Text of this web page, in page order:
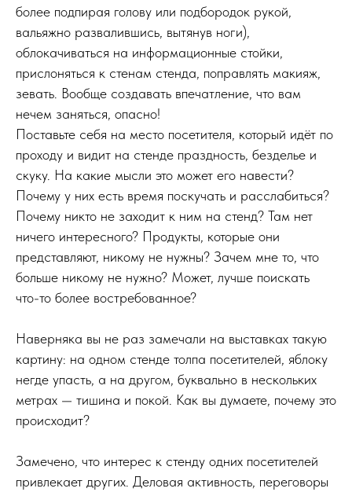
более подпирая голову или подбородок рукой,
вальяжно развалившись, вытянув ноги),
облокачиваться на информационные стойки,
прислоняться к стенам стенда, поправлять макияж,
зевать. Вообще создавать впечатление, что вам
нечем заняться, опасно!
Поставьте себя на место посетителя, который идёт по
проходу и видит на стенде праздность, безделье и
скуку. На какие мысли это может его навести?
Почему у них есть время поскучать и расслабиться?
Почему никто не заходит к ним на стенд? Там нет
ничего интересного? Продукты, которые они
представляют, никому не нужны? Зачем мне то, что
больше никому не нужно? Может, лучше поискать
что-то более востребованное?
Наверняка вы не раз замечали на выставках такую
картину: на одном стенде толпа посетителей, яблоку
негде упасть, а на другом, буквально в нескольких
метрах — тишина и покой. Как вы думаете, почему это
происходит?
Замечено, что интерес к стенду одних посетителей
привлекает других. Деловая активность, переговоры